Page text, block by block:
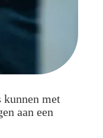
met
aan een